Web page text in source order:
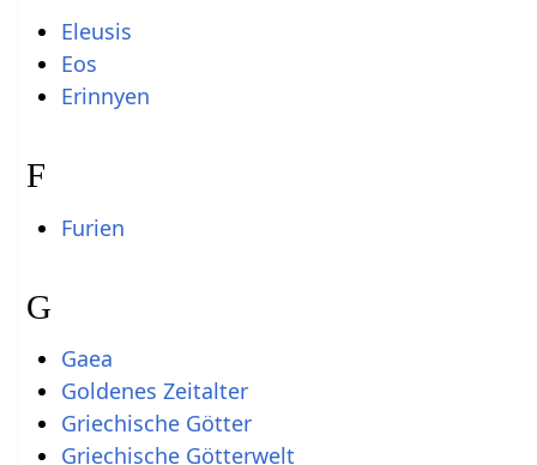
Eleusis
Eos
Erinnyen
F
Furien
G
Gaea
Goldenes Zeitalter
Griechische Götter
Griechische Götterwelt